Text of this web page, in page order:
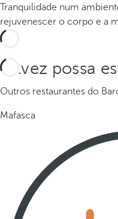
Tranquilidade num
rejuvenescer o corpo e a
Talvez possa
Outros restaurantes do
Mafasca